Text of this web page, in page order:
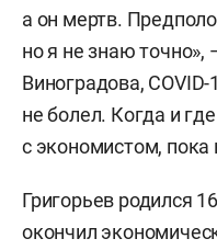
а он мертв.
но я не знаю точно»,
Виноградова,
не болел. Когда и
с экономистом, пока
Григорьев родился
окончил